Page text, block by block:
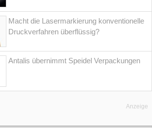
Macht die Lasermarkierung konventionelle
Druckverfahren überflüssig?
Antalis übernimmt Speidel Verpackungen
Anzeige